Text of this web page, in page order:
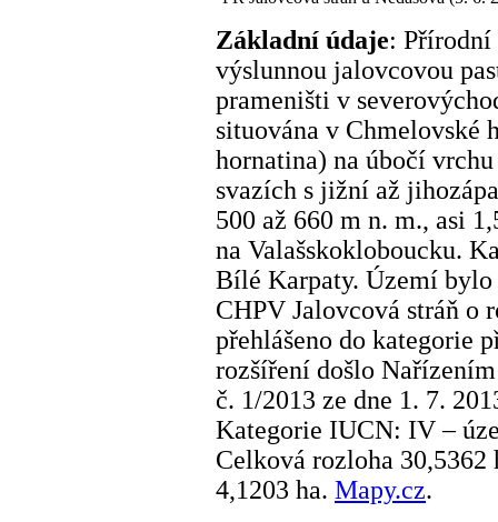
Základní údaje: Přírodní
výslunnou jalovcovou
prameništi v
situována v Chmelovské
hornatina) na úbočí
svazích s jižní až
500 až 660 m n. m., asi
na Valašskokloboucku.
Bílé Karpaty. Území
CHPV Jalovcová stráň o
přehlášeno do kategorie
rozšíření došlo
č. 1/2013 ze dne 1. 7.
Kategorie IUCN: IV –
Celková rozloha 30,5362
4,1203 ha. Mapy.cz.